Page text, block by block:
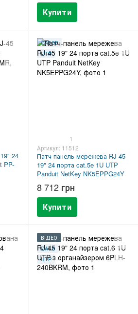
Купити
24
PP-
CAT.5E
UTP
1
Артикул: 11512
Патч-панель мережева RJ-45
19" 24 порта cat.5e 1U UTP
Panduit NetKey NK5EPPG24Y
8 712 грн
Купити
ВІДЕО
CAT.6
UTP